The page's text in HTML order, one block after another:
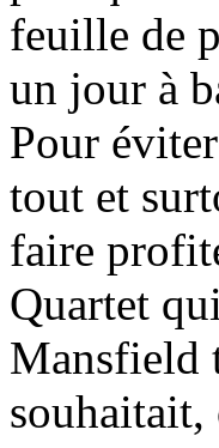
feuille de
un jour à
Pour
tout et
faire
Quartet
Mansfield